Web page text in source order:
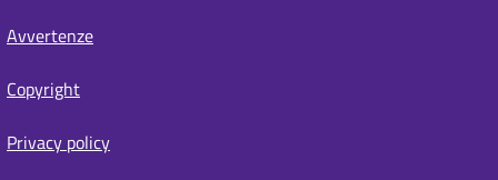
e
S
t
m
Avvertenze
Copyright
Privacy policy